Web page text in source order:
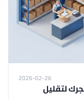
2026-02-26
لتقليل